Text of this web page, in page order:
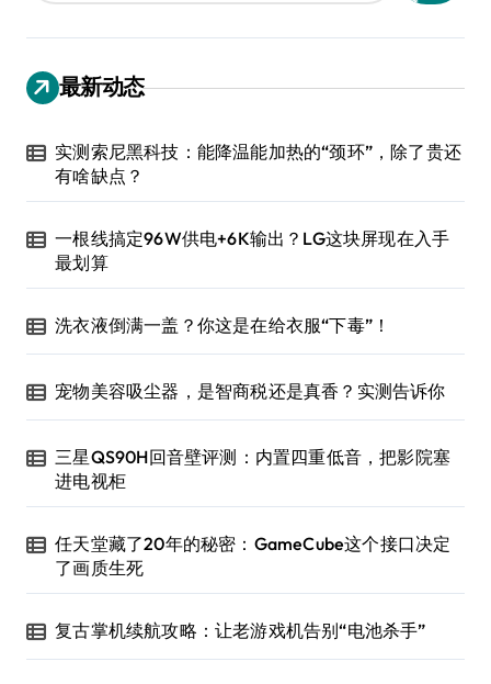
最新动态
实测索尼黑科技：能降温能加热的“颈环”，除了贵还
有啥缺点？
一根线搞定96W供电+6K输出？LG这块屏现在入手
最划算
洗衣液倒满一盖？你这是在给衣服“下毒”！
宠物美容吸尘器，是智商税还是真香？实测告诉你
三星QS90H回音壁评测：内置四重低音，把影院塞
进电视柜
任天堂藏了20年的秘密：GameCube这个接口决定
了画质生死
复古掌机续航攻略：让老游戏机告别“电池杀手”